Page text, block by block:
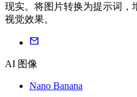
现实。将图片转换为提示词，
视觉效果。
AI 图像
Nano Banana